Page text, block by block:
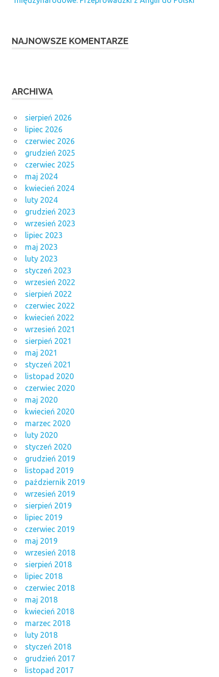
NAJNOWSZE KOMENTARZE
ARCHIWA
sierpień 2026
lipiec 2026
czerwiec 2026
grudzień 2025
czerwiec 2025
maj 2024
kwiecień 2024
luty 2024
grudzień 2023
wrzesień 2023
lipiec 2023
maj 2023
luty 2023
styczeń 2023
wrzesień 2022
sierpień 2022
czerwiec 2022
kwiecień 2022
wrzesień 2021
sierpień 2021
maj 2021
styczeń 2021
listopad 2020
czerwiec 2020
maj 2020
kwiecień 2020
marzec 2020
luty 2020
styczeń 2020
grudzień 2019
listopad 2019
październik 2019
wrzesień 2019
sierpień 2019
lipiec 2019
czerwiec 2019
maj 2019
wrzesień 2018
sierpień 2018
lipiec 2018
czerwiec 2018
maj 2018
kwiecień 2018
marzec 2018
luty 2018
styczeń 2018
grudzień 2017
listopad 2017